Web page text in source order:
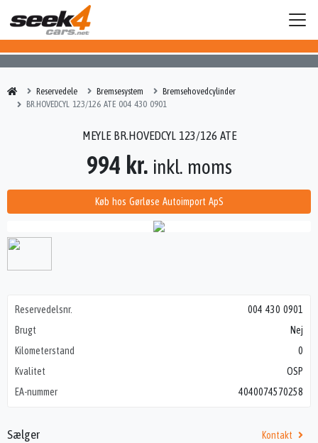
Reservedele Bremsesystem
Bremsehovedcylinder
BR.HOVEDCYL 123/126 ATE 004 430 0901
994 kr. inkl. moms
Køb hos Gørløse Autoimport ApS
Reservedelsnr.
004 430 0901
Brugt
Nej
Kilometerstand
0
Kvalitet
OSP
EA-nummer
4040074570258
Sælger Kontakt
MEYLE BR.HOVEDCYL 123/126 ATE